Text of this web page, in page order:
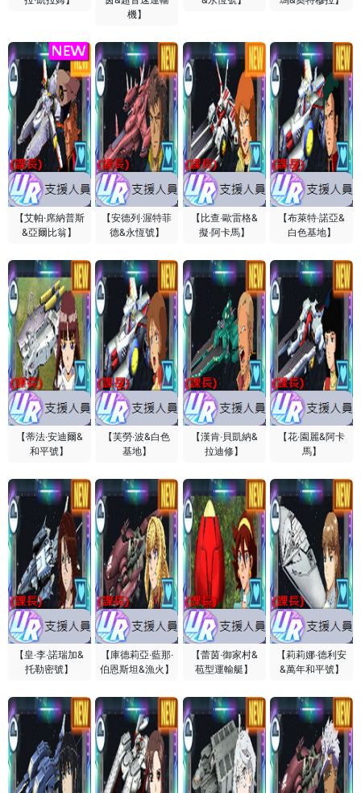
機】
【艾帕·席納普斯
&亞爾比翁】
【安德列‧渥特菲
德&永恆號】
【比查‧歐雷格&
擬‧阿卡馬】
【布萊特‧諾亞&
白色基地】
【蒂法‧安迪爾&
和平號】
【芙勞‧波&白色
基地】
【漢肯‧貝凱納&
拉迪修】
【花‧園麗&阿卡
馬】
【皇‧李‧諾瑞加&
托勒密號】
【庫德莉亞‧藍那‧
伯恩斯坦&漁火】
【蕾茵‧御家村&
苞型運輸艇】
【莉莉娜‧德利安
&萬年和平號】